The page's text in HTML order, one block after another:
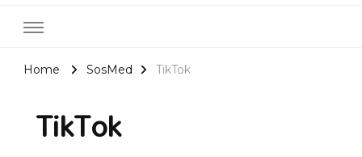
Home SosMed TikTok
TikTok